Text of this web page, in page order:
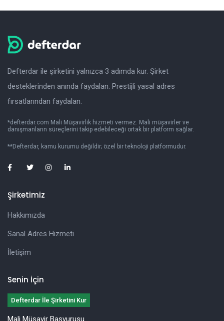
Defterdar ile şirketini yalnızca 3 adımda kur. Şirket
desteklerinden anında faydalan. Prestijli yasal adres
fırsatlarından faydalan.
*defterdar.com Mali Müşavirlik hizmeti vermez. Mali müşavirler ve
danışmanların süreçlerini takip edebileceği ortak bir platform sağlar.
**Defterdar, kamu kurumu değildir; özel bir teknoloji platformudur.
Şirketimiz
Hakkımızda
Sanal Adres Hizmeti
İletişim
Senin İçin
Defterdar İle Şirketini Kur
Mali Müşavir Başvurusu